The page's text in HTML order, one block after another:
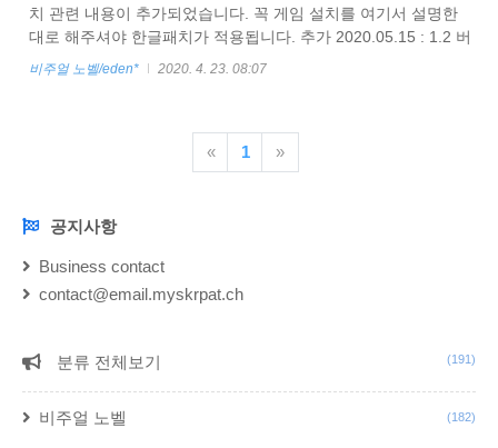
치 관련 내용이 추가되었습니다. 꼭 게임 설치를 여기서 설명한
대로 해주셔야 한글패치가 적용됩니다. 추가 2020.05.15 : 1.2 버
젼으로 업데이트되었습니다. CG 애니메이션이 나오지 않는 문
2020.04.25 : 1.1 버젼으로 업데이트되었습니다. 초반 회상 끝난
후에 대사창이 사라지는 버그를 해결 동영상 코덱을 좀더 호환성
이 높은거로 교체 기존 1.0 사용자는 EDEN_KR_uninstall.bat 실
비주얼 노벨/eden* 2020. 4. 23. 08:07
« 1 »
NOTICE공지사항
Business contact
contact@email.myskrpat.ch
CATEGORY
분류 전체보기 (191)
비주얼 노벨 (182)